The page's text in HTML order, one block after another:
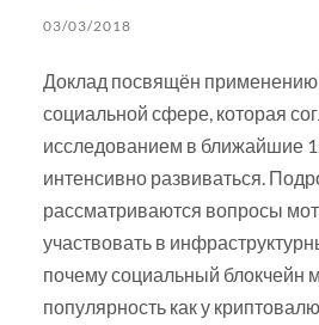
03/03/2018
Доклад посвящён применению
социальной сфере, которая
исследованием в ближайшие
интенсивно развиваться.
рассматриваются вопросы
участвовать в
почему социальный блокчейн
популярность как у